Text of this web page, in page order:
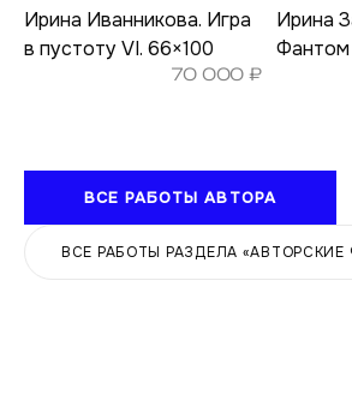
Ирина Иванникова. Игра
в пустоту VI. 66×100
70 000₽
Ирина
Фантом
ВСЕ РАБОТЫ АВТОРА
ВСЕ РАБОТЫ РАЗДЕЛА